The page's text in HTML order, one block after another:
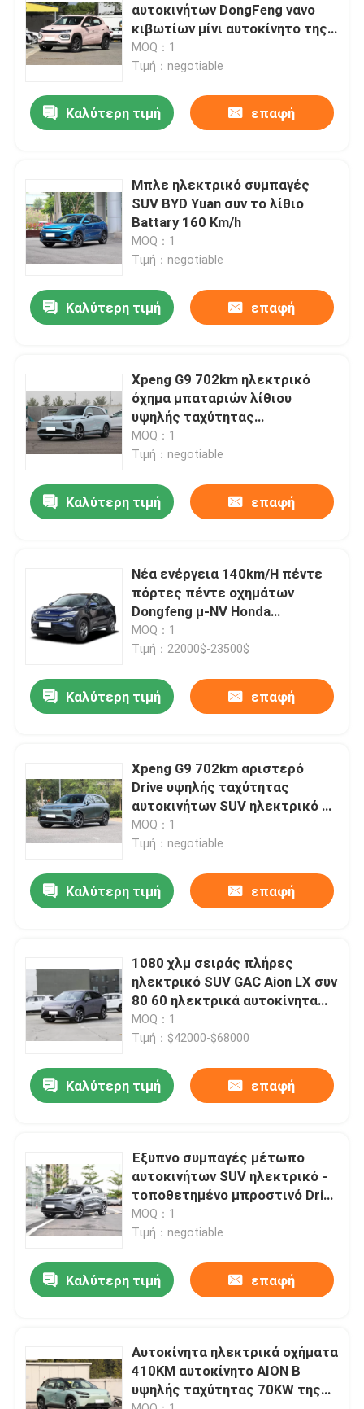
Προϊόντα
Βίντεο
Σχετικά με εμάς
Ποιοτικός έλεγχος
Νέα
Όλες οι περιπτώσεις
Ζητήστε ένα απόσπασμα
αυτοκινήτων DongFeng νανο
κιβωτίων μίνι αυτοκίνητο της
EV δαπανών 4 καθισμάτων
γρήγορο
MOQ：1
Τιμή：negotiable
Καλύτερη τιμή επαφή
Μπλε ηλεκτρικό συμπαγές
SUV BYD Yuan συν το λίθιο
Battary 160 Km/h
MOQ：1
Τιμή：negotiable
Καλύτερη τιμή επαφή
Xpeng G9 702km ηλεκτρικό
όχημα μπαταριών λίθιου
υψηλής ταχύτητας
αυτοκινήτων Suv ηλεκτρικό
MOQ：1
Τιμή：negotiable
Καλύτερη τιμή επαφή
Νέα ενέργεια 140km/H πέντε
πόρτες πέντε οχημάτων
Dongfeng μ-NV Honda
ηλεκτρική Seater
MOQ：1
Τιμή：22000$-23500$
Καλύτερη τιμή επαφή
Xpeng G9 702km αριστερό
Drive υψηλής ταχύτητας
αυτοκινήτων SUV ηλεκτρικό με
τον αερόσακο ABS
MOQ：1
Τιμή：negotiable
Καλύτερη τιμή επαφή
1080 χλμ σειράς πλήρες
ηλεκτρικό SUV GAC Aion LX συν
80 60 ηλεκτρικά αυτοκίνητα
150km/h της EV
MOQ：1
Τιμή：$42000-$68000
Καλύτερη τιμή επαφή
Έξυπνο συμπαγές μέτωπο
αυτοκινήτων SUV ηλεκτρικό -
τοποθετημένο μπροστινό Drive
Xpeng G3 520 155KW
MOQ：1
Τιμή：negotiable
Καλύτερη τιμή επαφή
Αυτοκίνητα ηλεκτρικά οχήματα
410KM αυτοκίνητο AION Β
υψηλής ταχύτητας 70KW της